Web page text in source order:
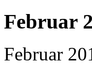
Februar
Februar